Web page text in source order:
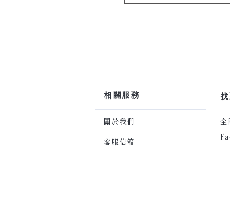
​相關服務
關於我們
客服信箱
全